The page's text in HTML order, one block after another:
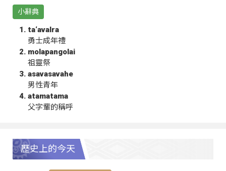
小辭典
ta‘avalra
勇士成年禮
molapangolai
祖靈祭
asavasavahe
男性青年
atamatama
父字輩的稱呼
歷史上的今天